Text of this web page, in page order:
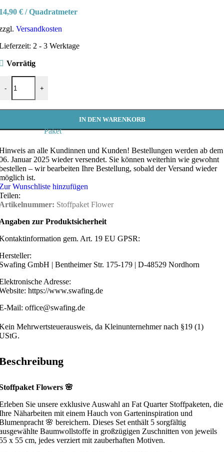
€ /Quadratmeter
Versandkosten
2 - 3 Werktage
Vorrätig
-
Flowers, 5 Fat Quarter, 55 X 55 cm Menge
+
Paket
IN DEN WARENKORB
an alle Kundinnen und Kunden! Bestellungen werden ab dem
Januar 2025 wieder versendet. Sie können weiterhin wie gewohnt
– wir bearbeiten Ihre Bestellung, sobald der Versand wieder
ist.
Wunschliste hinzufügen
Stoffpaket Flower
zur Produktsicherheit
gem. Art. 19 EU GPSR:
GmbH | Bentheimer Str. 175-179 | D-48529 Nordhorn
Adresse:
https://www.swafing.de
Mail: office@swafing.de
Mehrwertsteuerausweis, da Kleinunternehmer nach §19 (1)
Flowers 🌸
Sie unsere exklusive Auswahl an Fat Quarter Stoffpaketen, die
Näharbeiten mit einem Hauch von Garteninspiration und
🌸 bereichern. Dieses Set enthält 5 sorgfältig
Baumwollstoffe in großzügigen Zuschnitten von jeweils
x 55 cm, jedes verziert mit zauberhaften Motiven.